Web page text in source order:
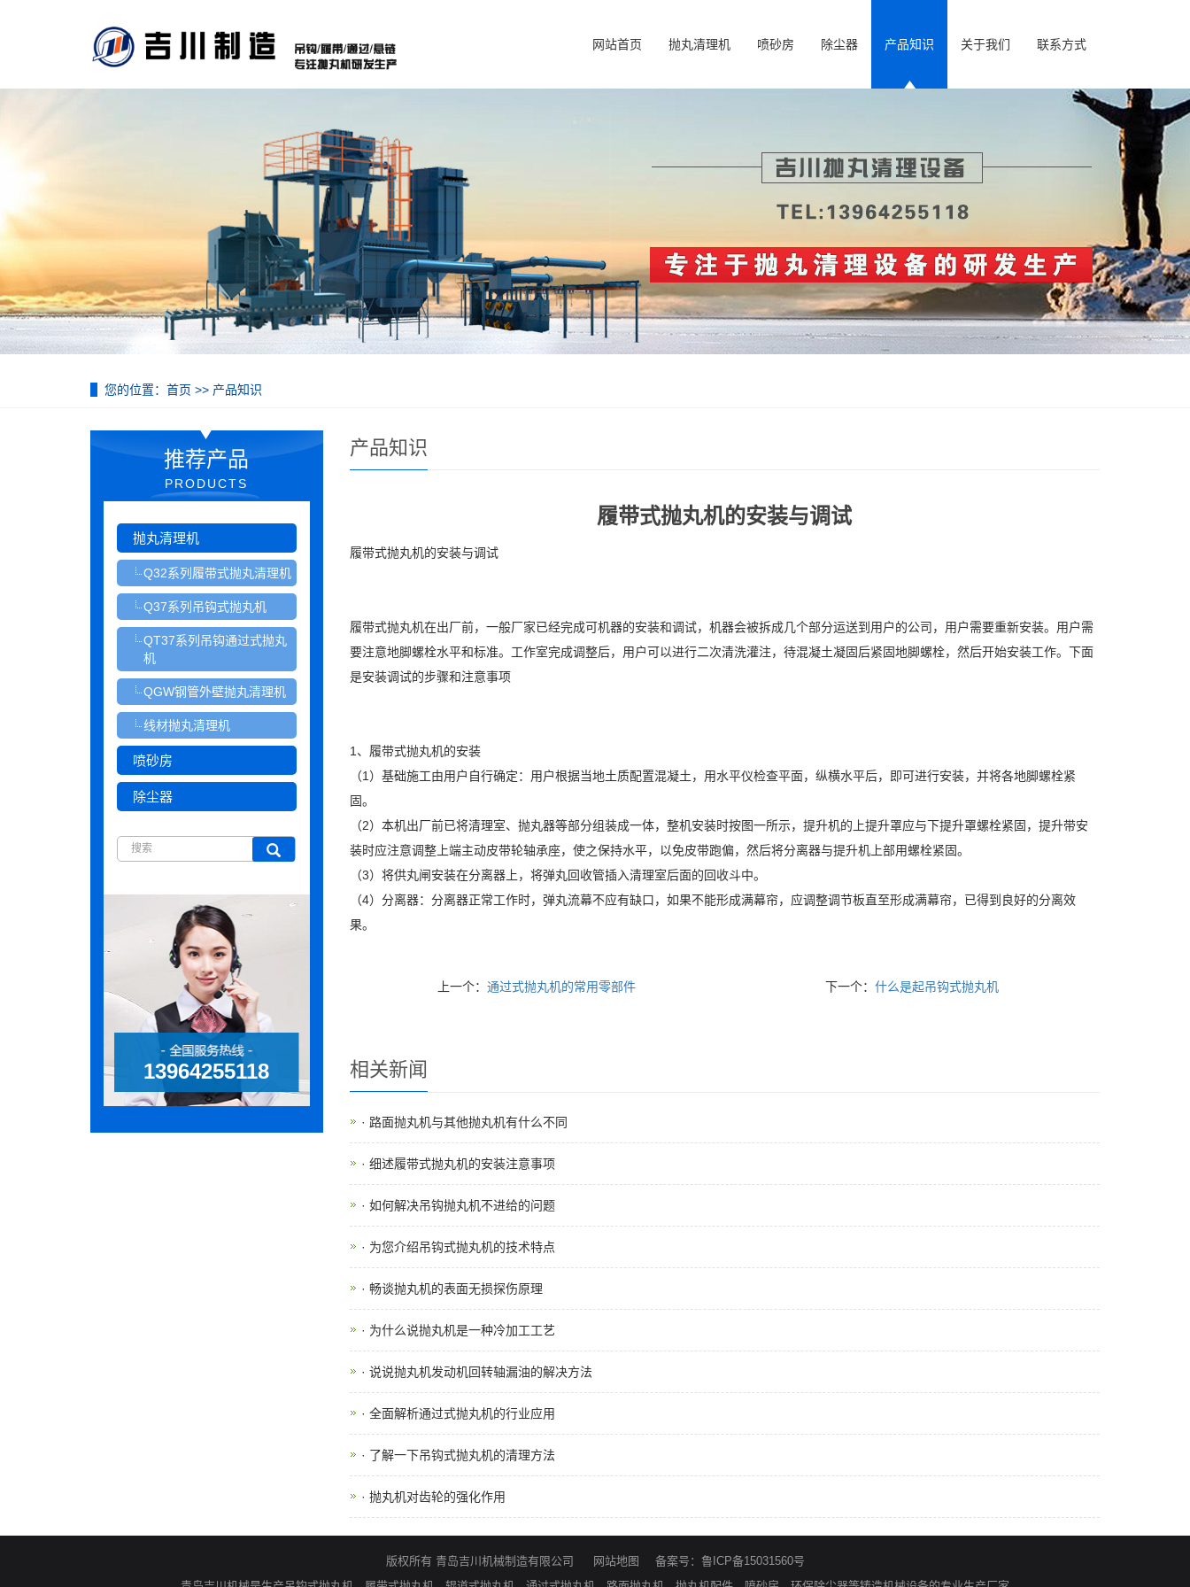
网站首页 抛丸清理机 喷砂房 除尘器 产品知识 关于我们 联系方式
您的位置： 首页 >> 产品知识
产品知识
履带式抛丸机的安装与调试
履带式抛丸机的安装与调试
履带式抛丸机在出厂前，一般厂家已经完成可机器的安装和调试，机器会被拆成几个部分运送到用户的公司，用户需要重新安装。用户需
要注意地脚螺栓水平和标准。工作室完成调整后，用户可以进行二次清洗灌注，待混凝土凝固后紧固地脚螺栓，然后开始安装工作。下面
是安装调试的步骤和注意事项
1、履带式抛丸机的安装
（1）基础施工由用户自行确定：用户根据当地土质配置混凝土，用水平仪检查平面，纵横水平后，即可进行安装，并将各地脚螺栓紧
固。
（2）本机出厂前已将清理室、抛丸器等部分组装成一体，整机安装时按图一所示，提升机的上提升罩应与下提升罩螺栓紧固，提升带安
装时应注意调整上端主动皮带轮轴承座，使之保持水平，以免皮带跑偏，然后将分离器与提升机上部用螺栓紧固。
（3）将供丸闸安装在分离器上，将弹丸回收管插入清理室后面的回收斗中。
（4）分离器：分离器正常工作时，弹丸流幕不应有缺口，如果不能形成满幕帘，应调整调节板直至形成满幕帘，已得到良好的分离效
果。
上一个：通过式抛丸机的常用零部件 下一个：什么是起吊钩式抛丸机
相关新闻
· 路面抛丸机与其他抛丸机有什么不同
· 细述履带式抛丸机的安装注意事项
· 如何解决吊钩抛丸机不进给的问题
· 为您介绍吊钩式抛丸机的技术特点
· 畅谈抛丸机的表面无损探伤原理
· 为什么说抛丸机是一种冷加工工艺
· 说说抛丸机发动机回转轴漏油的解决方法
· 全面解析通过式抛丸机的行业应用
· 了解一下吊钩式抛丸机的清理方法
· 抛丸机对齿轮的强化作用
推荐产品
PRODUCTS
抛丸清理机
Q32系列履带式抛丸清理机
Q37系列吊钩式抛丸机
QT37系列吊钩通过式抛丸
机
QGW钢管外壁抛丸清理机
线材抛丸清理机
喷砂房
除尘器
13964255118
版权所有 青岛吉川机械制造有限公司 网站地图
备案号：鲁ICP备15031560号